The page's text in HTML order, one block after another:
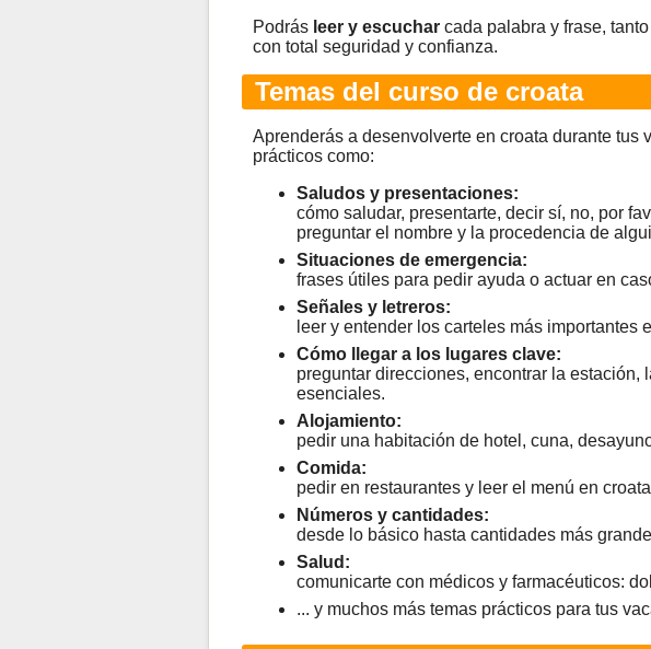
Podrás leer y escucharcada palabra y frase,
con total seguridad y confianza.
Temas del curso de croata
Aprenderás a desenvolverte en croata durante tus
prácticos como:
Saludos y presentaciones:
cómo saludar, presentarte, decir sí, no, por
preguntar el nombre y la procedencia de
Situaciones de emergencia:
frases útiles para pedir ayuda o actuar en
Señales y letreros:
leer y entender los carteles más importantes
Cómo llegar a los lugares clave:
preguntar direcciones, encontrar la estación,
esenciales.
Alojamiento:
pedir una habitación de hotel, cuna,
Comida:
pedir en restaurantes y leer el menú en
Números y cantidades:
desde lo básico hasta cantidades más
Salud:
comunicarte con médicos y farmacéuticos:
... y muchos más temas prácticos para tus